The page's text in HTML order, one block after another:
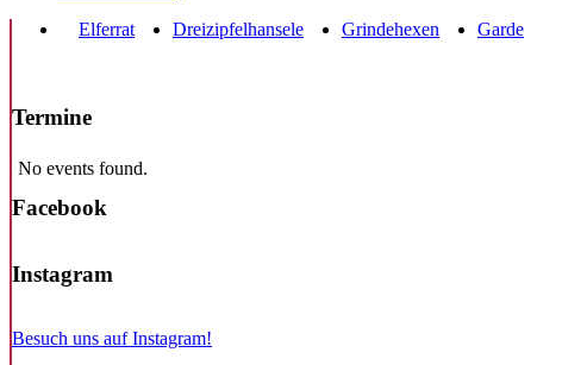
Elferrat
Dreizipfelhansele Grindehexen Garde
Termine
No events found.
Facebook
Instagram
Besuch uns auf Instagram!